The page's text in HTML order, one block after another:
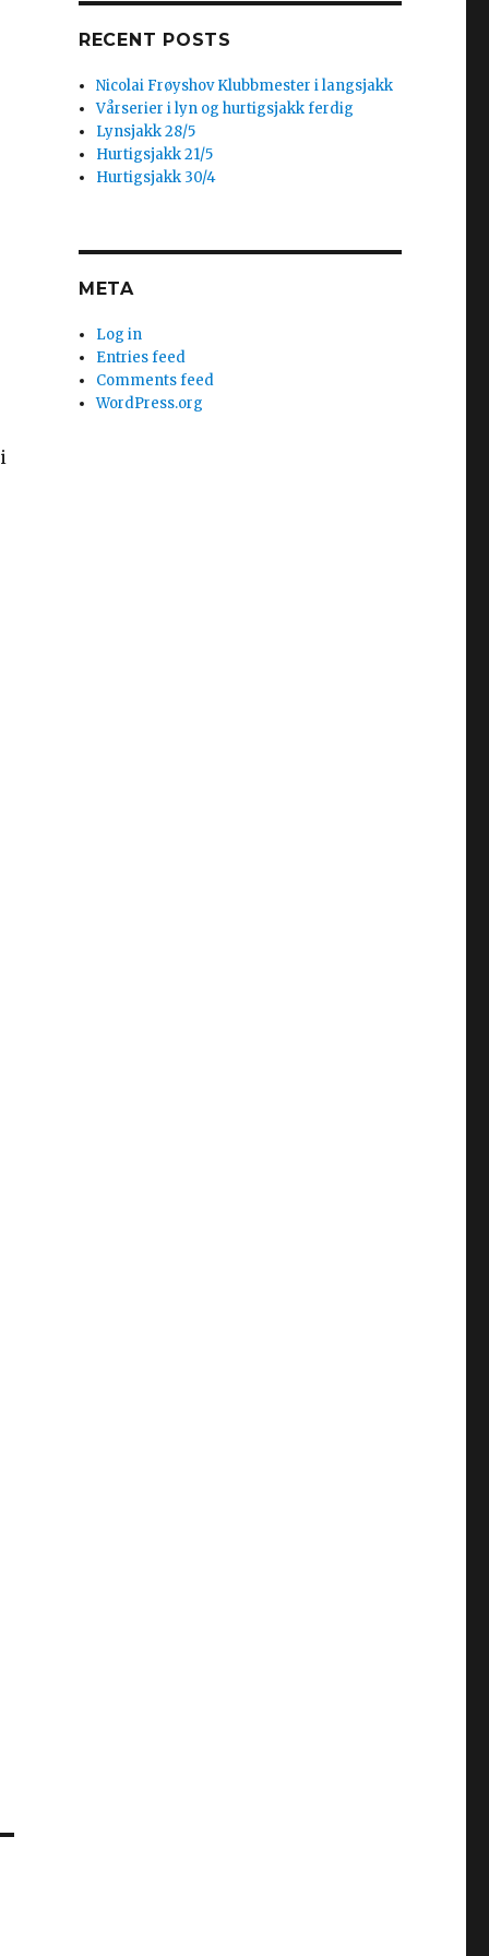
RECENT POSTS
Nicolai Frøyshov Klubbmester i langsjakk
Vårserier i lyn og hurtigsjakk ferdig
Lynsjakk 28/5
Hurtigsjakk 21/5
Hurtigsjakk 30/4
META
Log in
Entries feed
Comments feed
WordPress.org